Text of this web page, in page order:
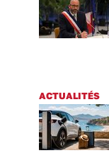
ACTUALITÉS